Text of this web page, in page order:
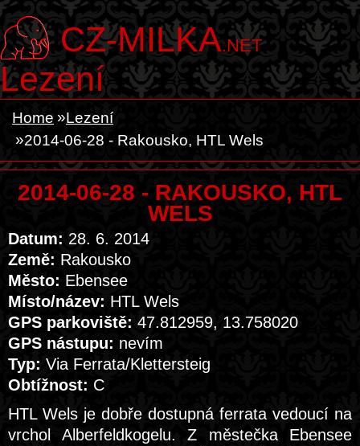
CZ-MILKA.NET
Lezení
Home
Lezení
2014-06-28 - Rakousko, HTL Wels
2014-06-28 - RAKOUSKO, HTL
WELS
Datum: 28. 6. 2014
Země: Rakousko
Město: Ebensee
Místo/název: HTL Wels
GPS parkoviště: 47.812959, 13.758020
GPS nástupu: nevím
Typ: Via Ferrata/Klettersteig
Obtížnost: C
HTL Wels je dobře dostupná ferrata vedoucí na
vrchol Alberfeldkogelu. Z městečka Ebensee